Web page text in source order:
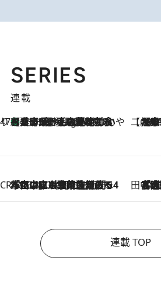
SERIES
連載
47都道府県の手みやげ ひんやりスイーツで夏を満喫
11 Hours Ago
【兵庫県】この夏絶対食べたい 冷やしておいしいおやつ3選 淡路島の恵みをジェラートに集約 【CREA×星
【トンボの足水浴】
CREA'S CHOICE
2026.8.7
「立川にも歌舞伎があるんだよ」 片岡仁左衛門・市川中車ら豪華座組みで4年目の立川立飛歌舞伎へ 田中「湘南乃風に憧れて」観客大盛上がりの“
連載 TOP